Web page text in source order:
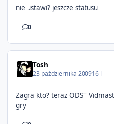
nie ustawi? jeszcze statusu
0
Tosh
23 października 200916 l
Zagra kto? teraz ODST
gry